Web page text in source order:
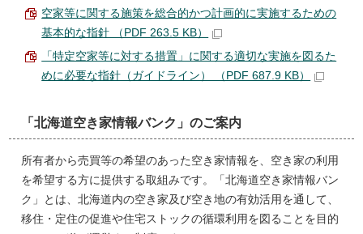
空家等に関する施策を総合的かつ計画的に実施するための
基本的な指針 （PDF 263.5 KB）
「特定空家等に対する措置」に関する適切な実施を図るた
めに必要な指針（ガイドライン） （PDF 687.9 KB）
「北海道空き家情報バンク」のご案内
所有者から売買等の希望のあった空き家情報を、空き家の利用
を希望する方に提供する取組みです。「北海道空き家情報バン
ク」とは、北海道内の空き家及び空き地の有効活用を通して、
移住・定住の促進や住宅ストックの循環利用を図ることを目的